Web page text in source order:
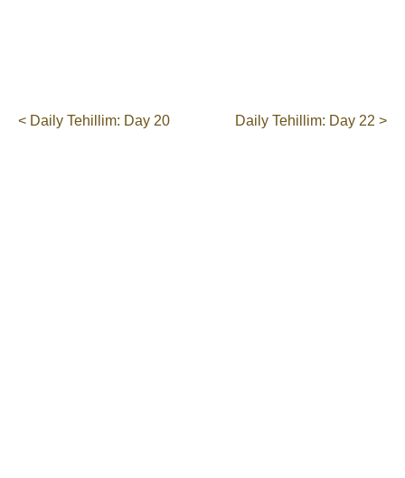
< Daily Tehillim: Day 20 Daily Tehillim: Day 22 >